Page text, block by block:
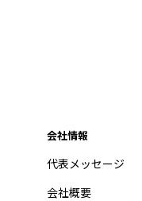
会社情報
代表メッセージ
会社概要